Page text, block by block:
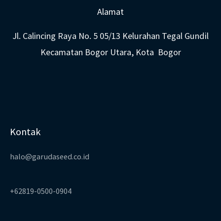
Alamat
Jl. Calincing Raya No. 5 05/13 Kelurahan Tegal Gundil
Kecamatan Bogor Utara, Kota Bogor
Kontak
halo@garudaseed.co.id
+62819-0500-0904